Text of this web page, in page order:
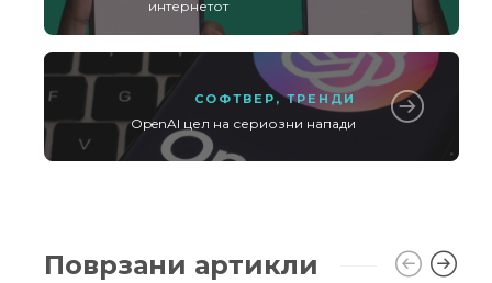
интернетот
СОФТВЕР ,ТРЕНДИ
OpenAI цел на сериозни напади
Поврзани артикли